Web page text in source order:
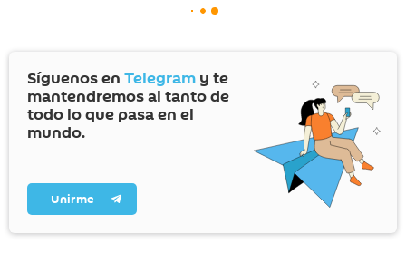
Síguenos en Telegram y te
mantendremos al tanto de
todo lo que pasa en el
mundo.
Unirme